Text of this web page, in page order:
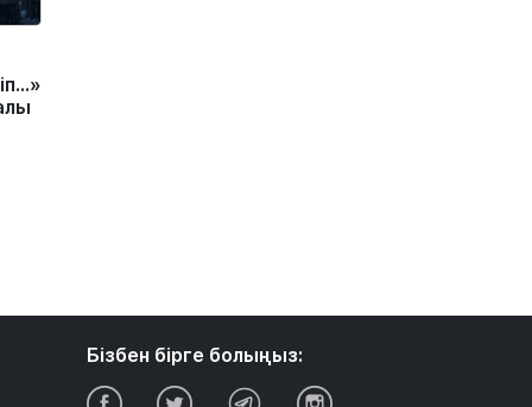
Бізбен бірге болыңыз: